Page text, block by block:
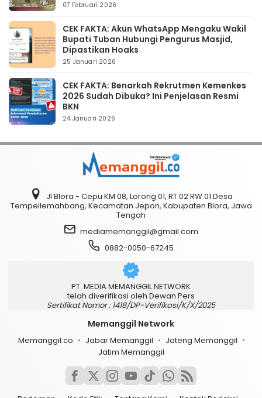
07 Februari 2026
CEK FAKTA: Akun WhatsApp Mengaku Wakil
Bupati Tuban Hubungi Pengurus Masjid,
Dipastikan Hoaks
25 Januari 2026
CEK FAKTA: Benarkah Rekrutmen Kemenkes
2026 Sudah Dibuka? Ini Penjelasan Resmi
BKN
24 Januari 2026
Jl Blora - Cepu KM 08, Lorong 01, RT 02 RW 01 Desa
Tempellemahbang, Kecamatan Jepon, Kabupaten Blora, Jawa
Tengah
mediamemanggil@gmail.com
0882-0050-67245
PT. MEDIA MEMANGGIL NETWORK
telah diverifikasi oleh Dewan Pers
Sertifikat Nomor : 1418/DP-Verifikasi/K/X/2025
Memanggil Network
Memanggil.co Jabar Memanggil
Jateng Memanggil
Jatim Memanggil